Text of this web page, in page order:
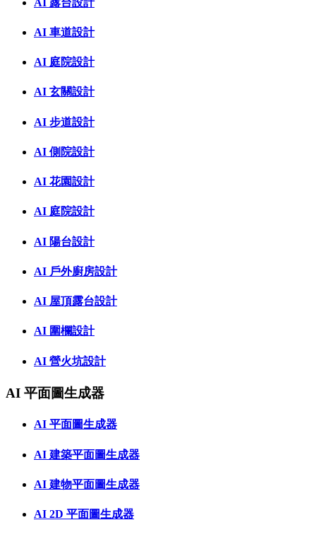
AI 車道設計
AI 庭院設計
AI 玄關設計
AI 步道設計
AI 側院設計
AI 花園設計
AI 庭院設計
AI 陽台設計
AI 戶外廚房設計
AI 屋頂露台設計
AI 圍欄設計
AI 營火坑設計
AI 平面圖生成器
AI 平面圖生成器
AI 建築平面圖生成器
AI 建物平面圖生成器
AI 2D 平面圖生成器